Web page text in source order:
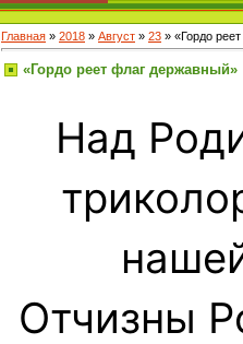
Главная » 2018 » Август » 23 » «Гордо
«Гордо реет флаг державный»
Над
Отчизны